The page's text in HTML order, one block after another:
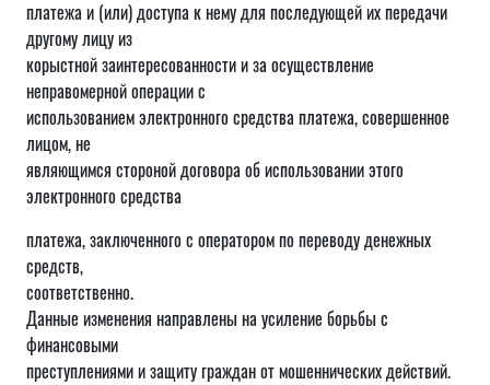
платежа и (или) доступа к нему для последующей их передачи
другому лицу из
корыстной заинтересованности и за осуществление
неправомерной операции с
использованием электронного средства платежа, совершенное
лицом, не
являющимся стороной договора об использовании этого
электронного средства
платежа, заключенного с оператором по переводу денежных
средств,
соответственно.
Данные изменения направлены на усиление борьбы с
финансовыми
преступлениями и защиту граждан от мошеннических действий.